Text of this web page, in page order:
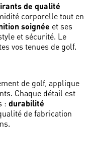
de qualité
corporelle tout en
soignée et ses
et sécurité. Le
vos tenues de golf.
de golf, applique
Chaque détail est
: durabilité
de fabrication